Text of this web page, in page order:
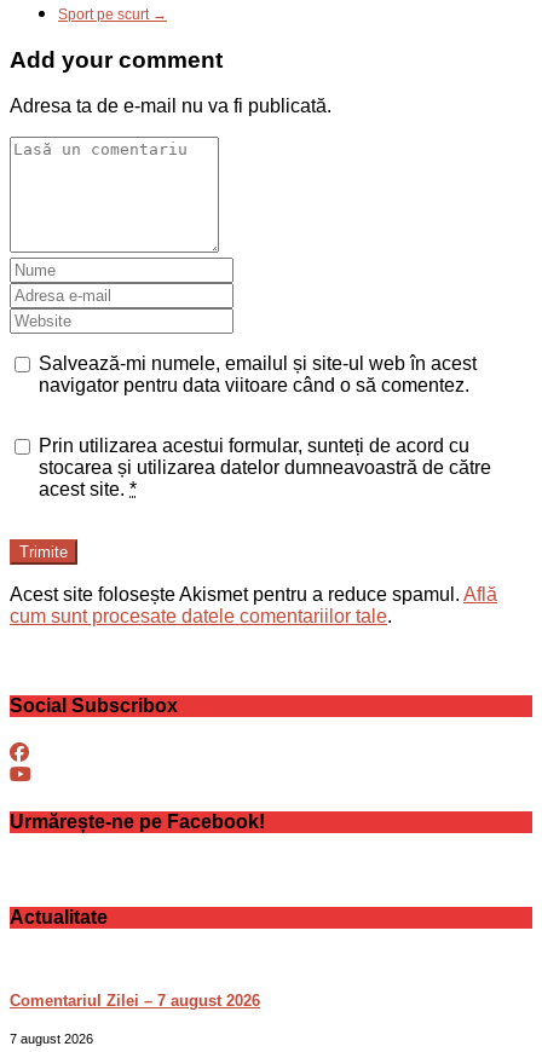
Sport pe scurt →
Add your comment
Adresa ta de e-mail nu va fi publicată.
Salvează-mi numele, emailul și site-ul web în acest
navigator pentru data viitoare când o să comentez.
Prin utilizarea acestui formular, sunteți de acord cu
stocarea și utilizarea datelor dumneavoastră de către
acest site. *
Trimite
Acest site folosește Akismet pentru a reduce spamul. Află
cum sunt procesate datele comentariilor tale.
Social Subscribox
Urmărește-ne pe Facebook!
Actualitate
Comentariul Zilei – 7 august 2026
7 august 2026